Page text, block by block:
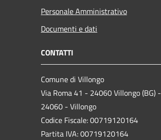
Personale Amministrativo
Documenti e dati
CONTATTI
Comune di Villongo
Via Roma 41 - 24060 Villongo (BG) -
24060 - Villongo
Codice Fiscale: 00719120164
Partita IVA: 00719120164